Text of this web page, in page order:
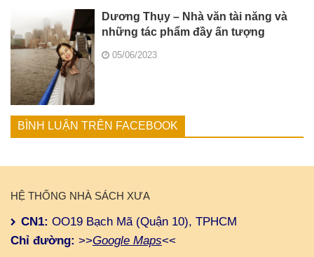
Dương Thụy – Nhà văn tài năng và
những tác phẩm đầy ấn tượng
05/06/2023
BÌNH LUẬN TRÊN FACEBOOK
HỆ THỐNG NHÀ SÁCH XƯA
CN1: OO19 Bạch Mã (Quận 10), TPHCM
Chỉ đường: >>Google Maps<<